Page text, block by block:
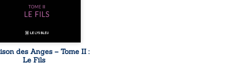
dompter cet enfant
avant qu’il ...
des Anges – Tome II :
Le Fils